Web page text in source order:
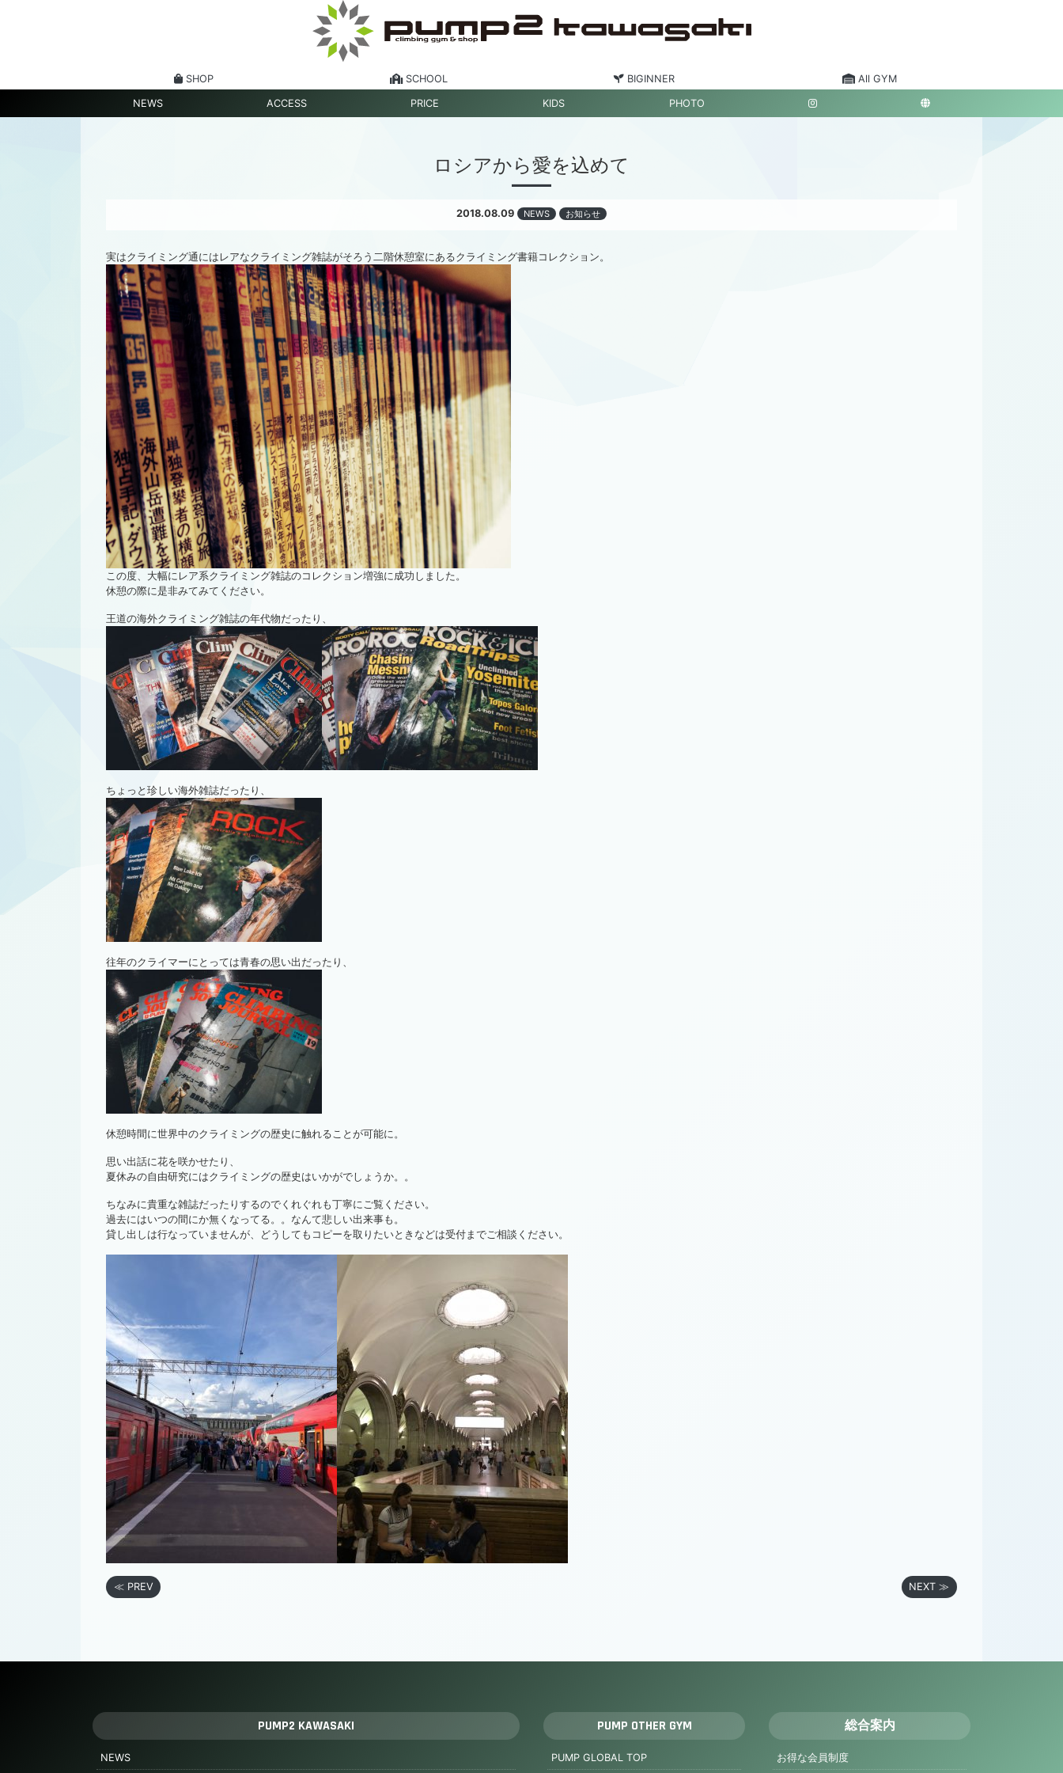
SHOP SCHOOL BIGINNER All GYM
NEWS ACCESS PRICE KIDS PHOTO
ロシアから愛を込めて
2018.08.09 NEWS お知らせ
実はクライミング通にはレアなクライミング雑誌がそろう二階休憩室にあるクライミング書籍コレクション。
この度、大幅にレア系クライミング雑誌のコレクション増強に成功しました。
休憩の際に是非みてみてください。
王道の海外クライミング雑誌の年代物だったり、
ちょっと珍しい海外雑誌だったり、
往年のクライマーにとっては青春の思い出だったり、
休憩時間に世界中のクライミングの歴史に触れることが可能に。
思い出話に花を咲かせたり、
夏休みの自由研究にはクライミングの歴史はいかがでしょうか。。
ちなみに貴重な雑誌だったりするのでくれぐれも丁寧にご覧ください。
過去にはいつの間にか無くなってる。。なんて悲しい出来事も。
貸し出しは行なっていませんが、どうしてもコピーを取りたいときなどは受付までご相談ください。
≪ PREV NEXT ≫
PUMP2 KAWASAKI
NEWS
PUMP OTHER GYM
PUMP GLOBAL TOP
総合案内
お得な会員制度